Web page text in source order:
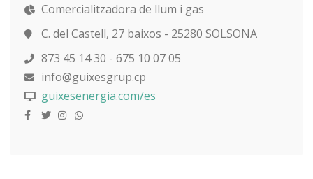
Comercialitzadora de llum i gas
C. del Castell, 27 baixos - 25280 SOLSONA
873 45 14 30 - 675 10 07 05
info@guixesgrup.cp
guixesenergia.com/es